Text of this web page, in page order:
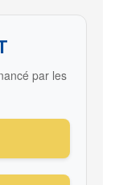
par les